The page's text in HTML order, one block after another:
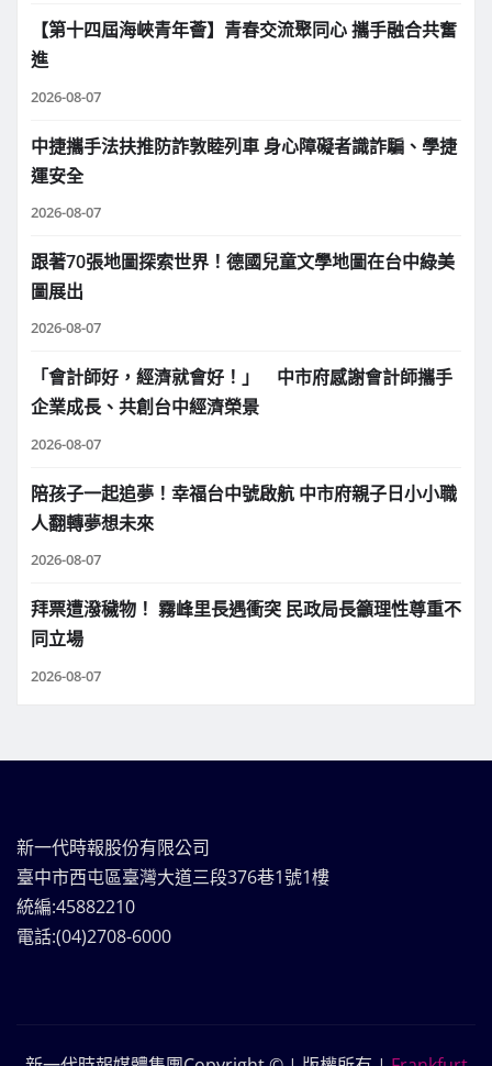
【第十四屆海峽青年薈】青春交流聚同心 攜手融合共奮
進
2026-08-07
中捷攜手法扶推防詐敦睦列車 身心障礙者識詐騙、學捷
運安全
2026-08-07
跟著70張地圖探索世界！德國兒童文學地圖在台中綠美
圖展出
2026-08-07
「會計師好，經濟就會好！」 中市府感謝會計師攜手
企業成長、共創台中經濟榮景
2026-08-07
陪孩子一起追夢！幸福台中號啟航 中市府親子日小小職
人翻轉夢想未來
2026-08-07
拜票遭潑穢物！ 霧峰里長遇衝突 民政局長籲理性尊重不
同立場
2026-08-07
新一代時報股份有限公司
臺中市西屯區臺灣大道三段376巷1號1樓
統編:45882210
電話:(04)2708-6000